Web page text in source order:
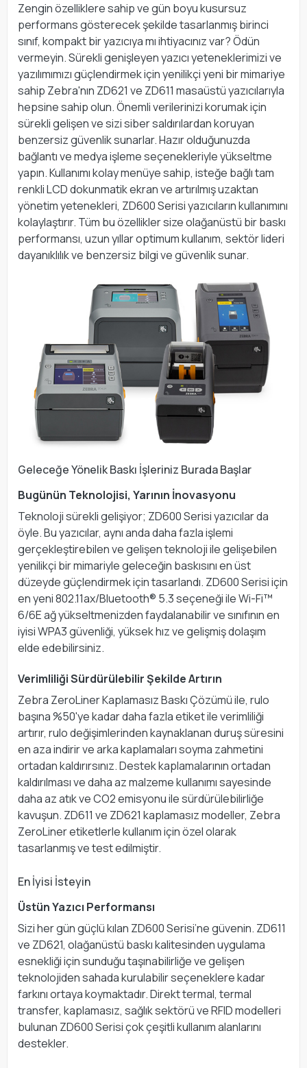
Zengin özelliklere sahip ve gün boyu kusursuz
performans gösterecek şekilde tasarlanmış birinci
sınıf, kompakt bir yazıcıya mı ihtiyacınız var? Ödün
vermeyin. Sürekli genişleyen yazıcı yeteneklerimizi ve
yazılımımızı güçlendirmek için yenilikçi yeni bir mimariye
sahip Zebra'nın ZD621 ve ZD611 masaüstü yazıcılarıyla
hepsine sahip olun. Önemli verilerinizi korumak için
sürekli gelişen ve sizi siber saldırılardan koruyan
benzersiz güvenlik sunarlar. Hazır olduğunuzda
bağlantı ve medya işleme seçenekleriyle yükseltme
yapın. Kullanımı kolay menüye sahip, isteğe bağlı tam
renkli LCD dokunmatik ekran ve artırılmış uzaktan
yönetim yetenekleri, ZD600 Serisi yazıcıların kullanımını
kolaylaştırır. Tüm bu özellikler size olağanüstü bir baskı
performansı, uzun yıllar optimum kullanım, sektör lideri
dayanıklılık ve benzersiz bilgi ve güvenlik sunar.
Geleceğe Yönelik Baskı İşleriniz Burada Başlar
Bugünün Teknolojisi, Yarının İnovasyonu
Teknoloji sürekli gelişiyor; ZD600 Serisi yazıcılar da
öyle. Bu yazıcılar, aynı anda daha fazla işlemi
gerçekleştirebilen ve gelişen teknoloji ile gelişebilen
yenilikçi bir mimariyle geleceğin baskısını en üst
düzeyde güçlendirmek için tasarlandı. ZD600 Serisi için
en yeni 802.11ax/Bluetooth® 5.3 seçeneği ile Wi-Fi™
6/6E ağ yükseltmenizden faydalanabilir ve sınıfının en
iyisi WPA3 güvenliği, yüksek hız ve gelişmiş dolaşım
elde edebilirsiniz.
Verimliliği Sürdürülebilir Şekilde Artırın
Zebra ZeroLiner Kaplamasız Baskı Çözümü ile, rulo
başına %50'ye kadar daha fazla etiket ile verimliliği
artırır, rulo değişimlerinden kaynaklanan duruş süresini
en aza indirir ve arka kaplamaları soyma zahmetini
ortadan kaldırırsınız. Destek kaplamalarının ortadan
kaldırılması ve daha az malzeme kullanımı sayesinde
daha az atık ve CO2 emisyonu ile sürdürülebilirliğe
kavuşun. ZD611 ve ZD621 kaplamasız modeller, Zebra
ZeroLiner etiketlerle kullanım için özel olarak
tasarlanmış ve test edilmiştir.
En İyisi İsteyin
Üstün Yazıcı Performansı
Sizi her gün güçlü kılan ZD600 Serisi’ne güvenin. ZD611
ve ZD621, olağanüstü baskı kalitesinden uygulama
esnekliği için sunduğu taşınabilirliğe ve gelişen
teknolojiden sahada kurulabilir seçeneklere kadar
farkını ortaya koymaktadır. Direkt termal, termal
transfer, kaplamasız, sağlık sektörü ve RFID modelleri
bulunan ZD600 Serisi çok çeşitli kullanım alanlarını
destekler.